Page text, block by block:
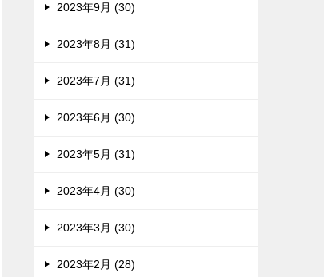
2023年9月 (30)
2023年8月 (31)
2023年7月 (31)
2023年6月 (30)
2023年5月 (31)
2023年4月 (30)
2023年3月 (30)
2023年2月 (28)